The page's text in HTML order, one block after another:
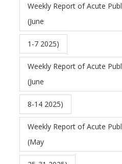
Weekly Report of Acute
(June
1-7 2025)
Weekly Report of Acute
(June
8-14 2025)
Weekly Report of Acute
(May